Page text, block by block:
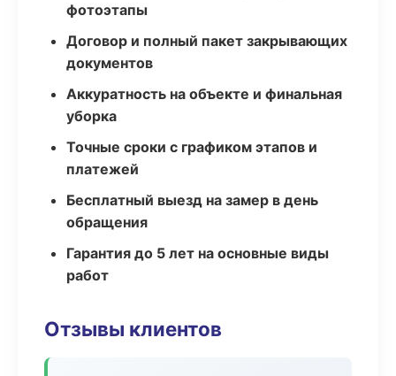
фотоэтапы
Договор и полный пакет закрывающих
документов
Аккуратность на объекте и финальная
уборка
Точные сроки с графиком этапов и
платежей
Бесплатный выезд на замер в день
обращения
Гарантия до 5 лет на основные виды
работ
Отзывы клиентов